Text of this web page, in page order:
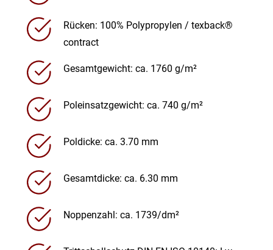
Rücken: 100% Polypropylen / texback®
contract
Gesamtgewicht: ca. 1760 g/m²
Poleinsatzgewicht: ca. 740 g/m²
Poldicke: ca. 3.70 mm
Gesamtdicke: ca. 6.30 mm
Noppenzahl: ca. 1739/dm²